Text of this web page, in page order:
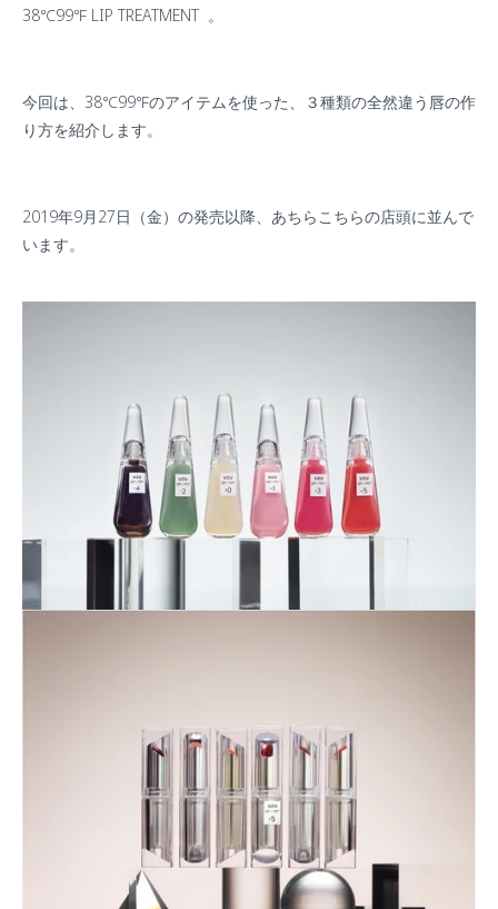
38℃99℉ LIP TREATMENT 。
今回は、 38℃99℉のアイテムを使った、３種類の全然違う唇の作
り方を紹介します。
2019年9月 27日（金）の発売以降、あちらこちらの店頭に並んで
います。